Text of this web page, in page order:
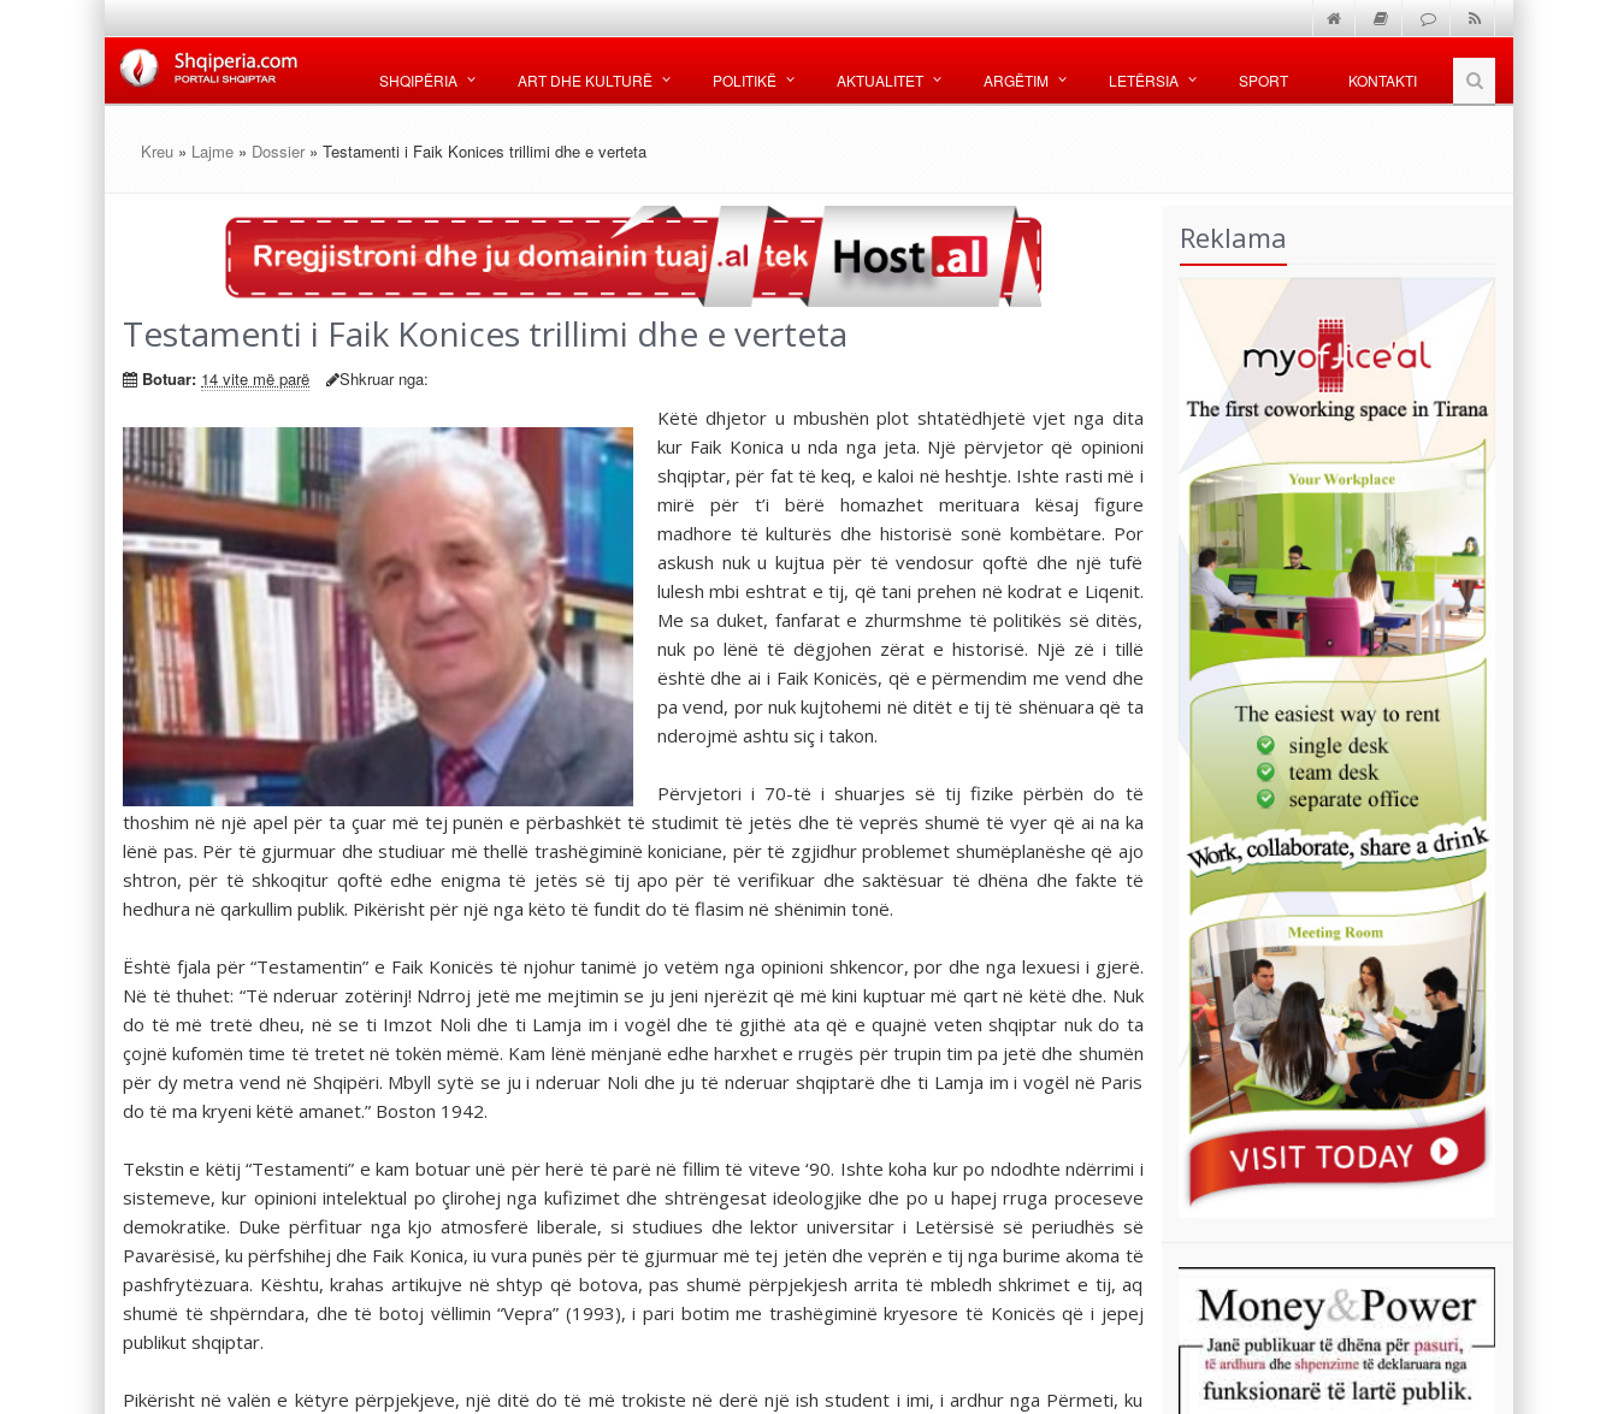
SHQIPËRIA ART DHE KULTURË POLITIKË AKTUALITET ARGËTIM LETËRSIA SPORT KONTAKTI
Kreu » Lajme » Dossier » Testamenti i Faik Konices trillimi dhe e verteta
Testamenti i Faik Konices trillimi dhe e verteta
Botuar: 14 vite më parë Shkruar nga:
Këtë dhjetor u mbushën plot shtatëdhjetë vjet nga dita
kur Faik Konica u nda nga jeta. Një përvjetor që opinioni
shqiptar, për fat të keq, e kaloi në heshtje. Ishte rasti më i
mirë për t’i bërë homazhet merituara kësaj figure
madhore të kulturës dhe historisë sonë kombëtare. Por
askush nuk u kujtua për të vendosur qoftë dhe një tufë
lulesh mbi eshtrat e tij, që tani prehen në kodrat e Liqenit.
Me sa duket, fanfarat e zhurmshme të politikës së ditës,
nuk po lënë të dëgjohen zërat e historisë. Një zë i tillë
është dhe ai i Faik Konicës, që e përmendim me vend dhe
pa vend, por nuk kujtohemi në ditët e tij të shënuara që ta
nderojmë ashtu siç i takon.
Përvjetori i 70-të i shuarjes së tij fizike përbën do të
thoshim në një apel për ta çuar më tej punën e përbashkët të studimit të jetës dhe të veprës shumë të vyer që ai na ka
lënë pas. Për të gjurmuar dhe studiuar më thellë trashëgiminë koniciane, për të zgjidhur problemet shumëplanëshe që ajo
shtron, për të shkoqitur qoftë edhe enigma të jetës së tij apo për të verifikuar dhe saktësuar të dhëna dhe fakte të
hedhura në qarkullim publik. Pikërisht për një nga këto të fundit do të flasim në shënimin tonë.
Është fjala për “Testamentin” e Faik Konicës të njohur tanimë jo vetëm nga opinioni shkencor, por dhe nga lexuesi i gjerë.
Në të thuhet: “Të nderuar zotërinj! Ndrroj jetë me mejtimin se ju jeni njerëzit që më kini kuptuar më qart në këtë dhe. Nuk
do të më tretë dheu, në se ti Imzot Noli dhe ti Lamja im i vogël dhe të gjithë ata që e quajnë veten shqiptar nuk do ta
çojnë kufomën time të tretet në tokën mëmë. Kam lënë mënjanë edhe harxhet e rrugës për trupin tim pa jetë dhe shumën
për dy metra vend në Shqipëri. Mbyll sytë se ju i nderuar Noli dhe ju të nderuar shqiptarë dhe ti Lamja im i vogël në Paris
do të ma kryeni këtë amanet.” Boston 1942.
Tekstin e këtij “Testamenti” e kam botuar unë për herë të parë në fillim të viteve ‘90. Ishte koha kur po ndodhte ndërrimi i
sistemeve, kur opinioni intelektual po çlirohej nga kufizimet dhe shtrëngesat ideologjike dhe po u hapej rruga proceseve
demokratike. Duke përfituar nga kjo atmosferë liberale, si studiues dhe lektor universitar i Letërsisë së periudhës së
Pavarësisë, ku përfshihej dhe Faik Konica, iu vura punës për të gjurmuar më tej jetën dhe veprën e tij nga burime akoma të
pashfrytëzuara. Kështu, krahas artikujve në shtyp që botova, pas shumë përpjekjesh arrita të mbledh shkrimet e tij, aq
shumë të shpërndara, dhe të botoj vëllimin “Vepra” (1993), i pari botim me trashëgiminë kryesore të Konicës që i jepej
publikut shqiptar.
Pikërisht në valën e këtyre përpjekjeve, një ditë do të më trokiste në derë një ish student i imi, i ardhur nga Përmeti, ku
Reklama